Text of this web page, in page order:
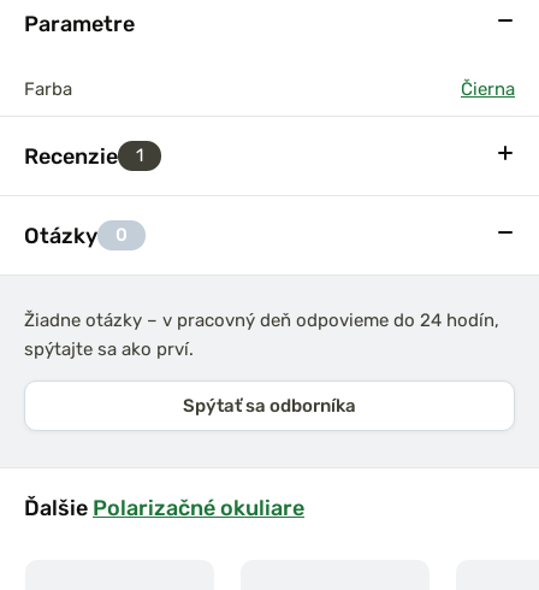
Parametre
Farba Čierna
Recenzie 1
Otázky 0
Žiadne otázky – v pracovný deň odpovieme do 24 hodín,
spýtajte sa ako prví.
Spýtať sa odborníka
Ďalšie Polarizačné okuliare